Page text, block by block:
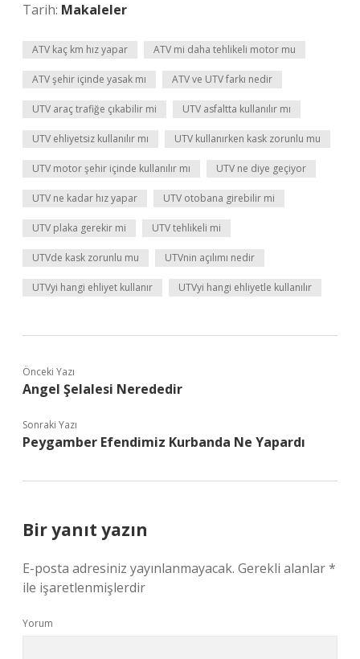
Tarih: Makaleler
ATV kaç km hız yapar ATV mi daha tehlikeli motor mu
ATV şehir içinde yasak mı ATV ve UTV farkı nedir
UTV araç trafiğe çıkabilir mi UTV asfaltta kullanılır mı
UTV ehliyetsiz kullanılır mı UTV kullanırken kask zorunlu mu
UTV motor şehir içinde kullanılır mı UTV ne diye geçiyor
UTV ne kadar hız yapar UTV otobana girebilir mi
UTV plaka gerekir mi UTV tehlikeli mi
UTVde kask zorunlu mu UTVnin açılımı nedir
UTVyi hangi ehliyet kullanır UTVyi hangi ehliyetle kullanılır
Önceki Yazı
Angel Şelalesi Nerededir
Sonraki Yazı
Peygamber Efendimiz Kurbanda Ne Yapardı
Bir yanıt yazın
E-posta adresiniz yayınlanmayacak. Gerekli alanlar*
ile işaretlenmişlerdir
Yorum